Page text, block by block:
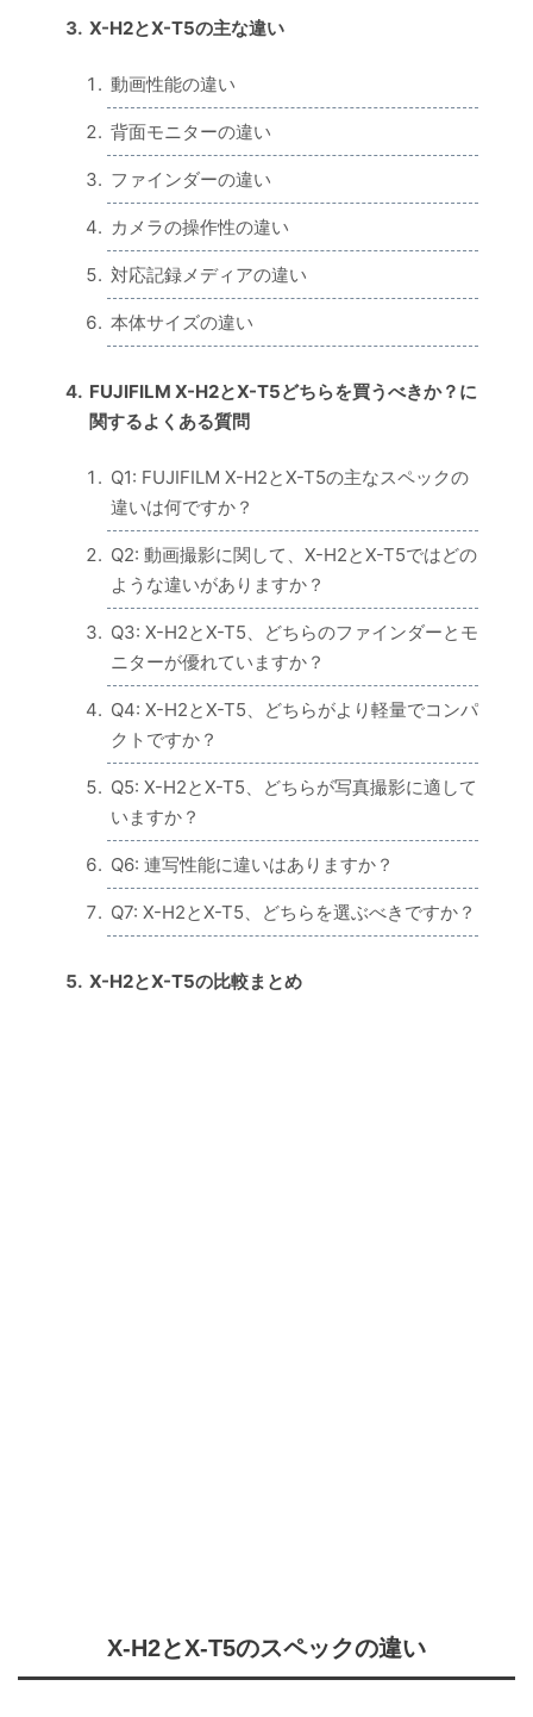
X-H2とX-T5の主な違い
動画性能の違い
背面モニターの違い
ファインダーの違い
カメラの操作性の違い
対応記録メディアの違い
本体サイズの違い
FUJIFILM X-H2とX-T5どちらを買うべきか？に
関するよくある質問
Q1: FUJIFILM X-H2とX-T5の主なスペックの
違いは何ですか？
Q2: 動画撮影に関して、X-H2とX-T5ではどの
ような違いがありますか？
Q3: X-H2とX-T5、どちらのファインダーとモ
ニターが優れていますか？
Q4: X-H2とX-T5、どちらがより軽量でコンパ
クトですか？
Q5: X-H2とX-T5、どちらが写真撮影に適して
いますか？
Q6: 連写性能に違いはありますか？
Q7: X-H2とX-T5、どちらを選ぶべきですか？
X-H2とX-T5の比較まとめ
X-H2とX-T5のスペックの違い